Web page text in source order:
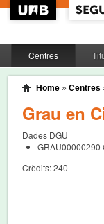
Centres
Home » Centres
Grau en
Dades DGU
GRAU00000290
Crèdits:240